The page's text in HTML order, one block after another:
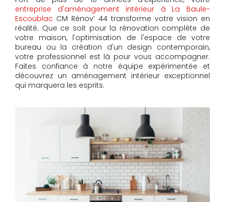
entreprise d'aménagement intérieur à La Baule-
Escoublac CM Rénov’ 44 transforme votre vision en
réalité. Que ce soit pour la rénovation complète de
votre maison, l'optimisation de l'espace de votre
bureau ou la création d'un design contemporain,
votre professionnel est là pour vous accompagner.
Faites confiance à notre équipe expérimentée et
découvrez un aménagement intérieur exceptionnel
qui marquera les esprits.